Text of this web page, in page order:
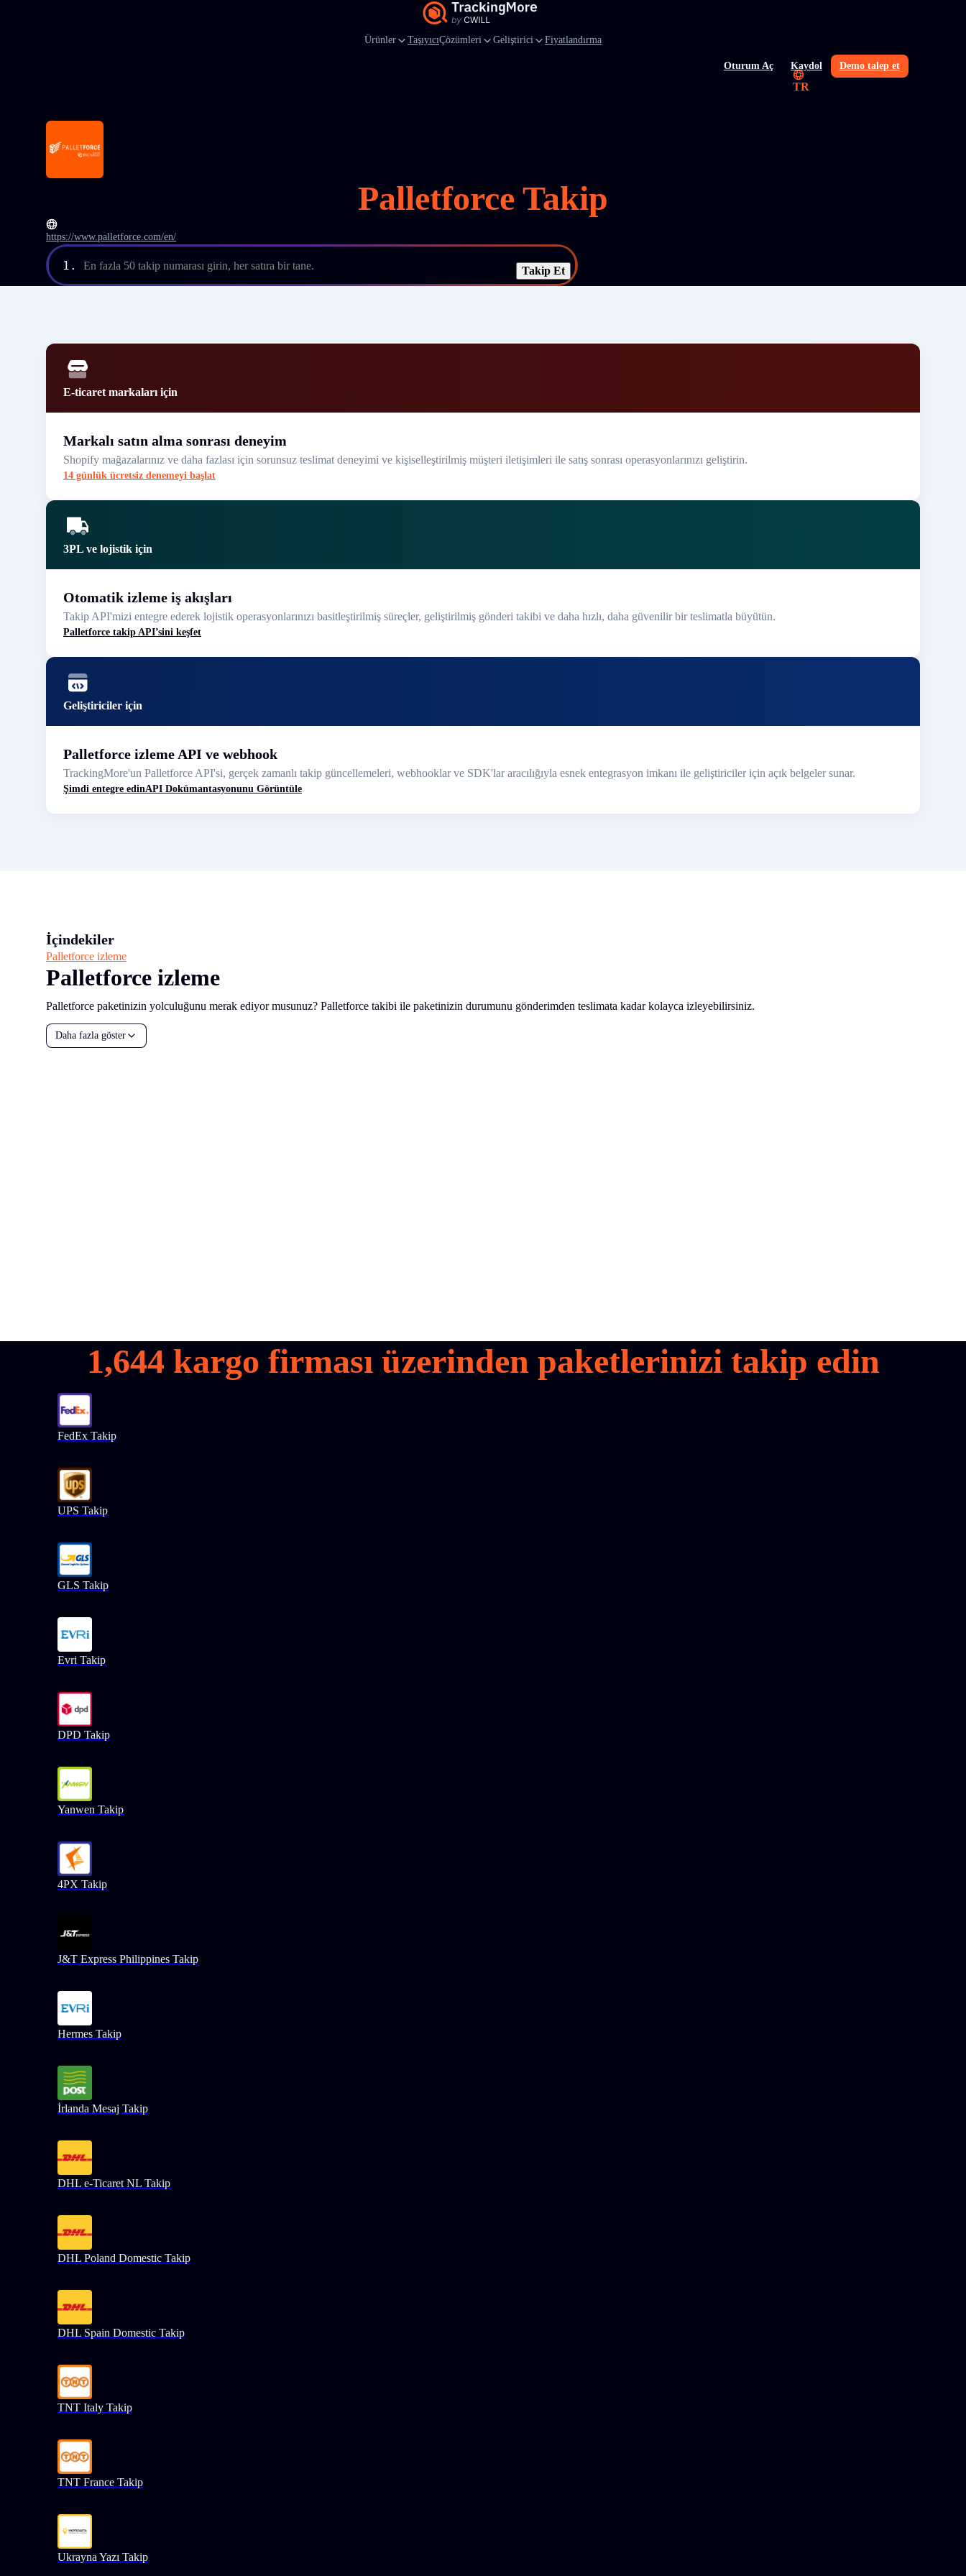
Ürünler TaşıyıcıÇözümleri Geliştirici Fiyatlandırma
Oturum Aç Kaydol Demo talep et
TR
Palletforce Takip
https://www.palletforce.com/en/
1. En fazla 50 takip numarası girin, her satıra bir tane. Takip Et
E-ticaret markaları için
Markalı satın alma sonrası deneyim
Shopify mağazalarınız ve daha fazlası için sorunsuz teslimat deneyimi ve kişiselleştirilmiş müşteri iletişimleri ile satış sonrası operasyonlarınızı geliştirin.
14 günlük ücretsiz denemeyi başlat
3PL ve lojistik için
Otomatik izleme iş akışları
Takip API'mizi entegre ederek lojistik operasyonlarınızı basitleştirilmiş süreçler, geliştirilmiş gönderi takibi ve daha hızlı, daha güvenilir bir teslimatla büyütün.
Palletforce takip API’sini keşfet
Geliştiriciler için
Palletforce izleme API ve webhook
TrackingMore'un Palletforce API'si, gerçek zamanlı takip güncellemeleri, webhooklar ve SDK'lar aracılığıyla esnek entegrasyon imkanı ile geliştiriciler için açık belgeler sunar.
Şimdi entegre edinAPI Dokümantasyonunu Görüntüle
İçindekiler
Palletforce izleme
Palletforce izleme
Palletforce paketinizin yolculuğunu merak ediyor musunuz? Palletforce takibi ile paketinizin durumunu gönderimden teslimata kadar kolayca izleyebilirsiniz.
Daha fazla göster
1,644kargo firması üzerinden paketlerinizi takip edin
FedEx Takip
UPS Takip
GLS Takip
Evri Takip
DPD Takip
Yanwen Takip
4PX Takip
J&T Express Philippines Takip
Hermes Takip
İrlanda Mesaj Takip
DHL e-Ticaret NL Takip
DHL Poland Domestic Takip
DHL Spain Domestic Takip
TNT Italy Takip
TNT France Takip
Ukrayna Yazı Takip